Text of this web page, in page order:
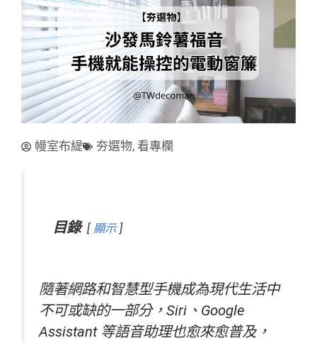
幔室布緹 夯選物, 看專欄
目錄 顯示
隨著網路和智慧型手機成為現代生活中
不可或缺的一部分，Siri、Google
Assistant 等語音助理也愈來愈普及，